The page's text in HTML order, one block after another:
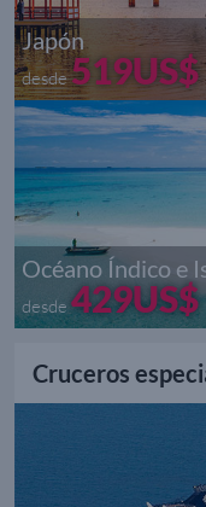
Japón
desde519US$
Océano Índico e
desde 429US$
Cruceros